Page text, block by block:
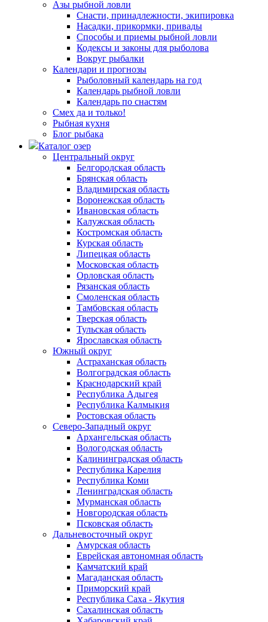
Азы рыбной ловли
Снасти, принадлежности, экипировка
Насадки, прикормки, привады
Способы и приемы рыбной ловли
Кодексы и законы для рыболова
Вокруг рыбалки
Календари и прогнозы
Рыболовный календарь на год
Календарь рыбной ловли
Календарь по снастям
Смех да и только!
Рыбная кухня
Блог рыбака
Каталог озер
Центральный округ
Белгородская область
Брянская область
Владимирская область
Воронежская область
Ивановская область
Калужская область
Костромская область
Курская область
Липецкая область
Московская область
Орловская область
Рязанская область
Смоленская область
Тамбовская область
Тверская область
Тульская область
Ярославская область
Южный округ
Астраханская область
Волгоградская область
Краснодарский край
Республика Адыгея
Республика Калмыкия
Ростовская область
Северо-Западный округ
Архангельская область
Вологодская область
Калининградская область
Республика Карелия
Республика Коми
Ленинградская область
Мурманская область
Новгородская область
Псковская область
Дальневосточный округ
Амурская область
Еврейская автономная область
Камчатский край
Магаданская область
Приморский край
Республика Саха - Якутия
Сахалинская область